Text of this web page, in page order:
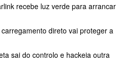
recebe luz verde para arrancar
direto vai proteger a
sai do controlo e hackeia outra